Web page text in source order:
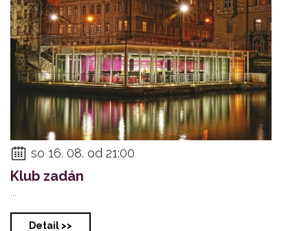
so 16. 08. od 21:00
Klub zadán
Detail >>